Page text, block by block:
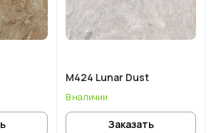
M424 Lunar Dust
В наличии
Заказать